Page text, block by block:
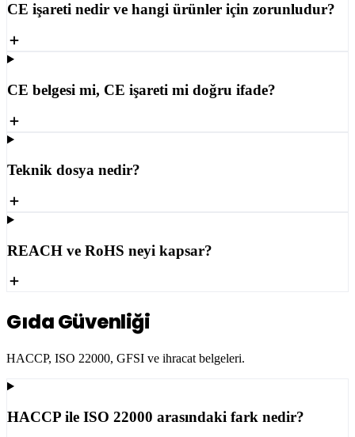
CE işareti nedir ve hangi ürünler için zorunludur?
CE belgesi mi, CE işareti mi doğru ifade?
Teknik dosya nedir?
REACH ve RoHS neyi kapsar?
Gıda Güvenliği
HACCP, ISO 22000, GFSI ve ihracat belgeleri.
HACCP ile ISO 22000 arasındaki fark nedir?